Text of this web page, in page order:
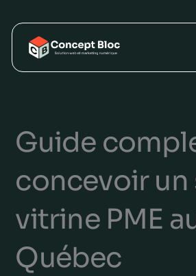
au
contenu
Guide
concevoir un
vitrine PME
Québec